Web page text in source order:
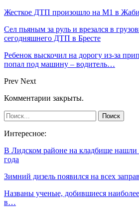
Жесткое ДТП произошло на М1 в
Сел пьяным за руль и врезался в
сегодняшнего ДТП в Бресте
Ребенок выскочил на дорогу из-за
попал под машину – водитель…
Prev Next
Комментарии закрыты.
Интересное:
В Лидском районе на кладбище нашли
года
Зимний дизель появился на всех
Названы ученые, добившиеся
в…